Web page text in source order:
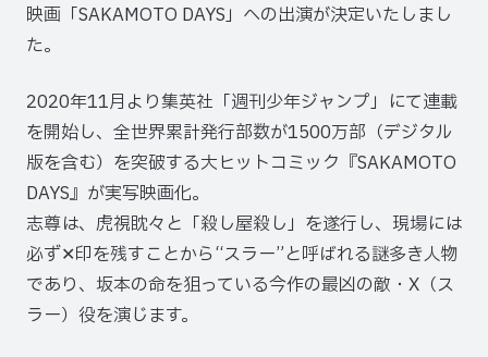
映画「SAKAMOTO DAYS」への出演が決定いたしまし
た。
2020年11月より集英社「週刊少年ジャンプ」にて連載
を開始し、全世界累計発行部数が1500万部（デジタル
版を含む）を突破する大ヒットコミック『SAKAMOTO
DAYS』が実写映画化。
志尊は、虎視眈々と「殺し屋殺し」を遂行し、現場には
必ず✕印を残すことから“スラー”と呼ばれる謎多き人物
であり、坂本の命を狙っている今作の最凶の敵・X（ス
ラー）役を演じます。